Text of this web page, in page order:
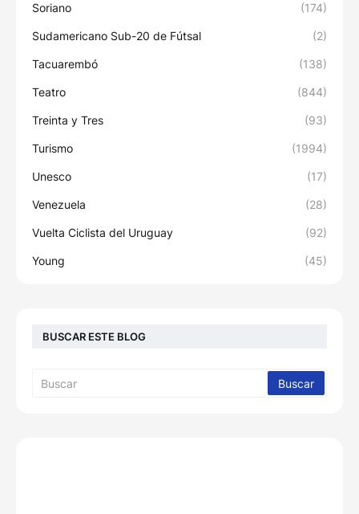
Soriano (174)
Sudamericano Sub-20 de Fútsal (2)
Tacuarembó (138)
Teatro (844)
Treinta y Tres (93)
Turismo (1994)
Unesco (17)
Venezuela (28)
Vuelta Ciclista del Uruguay (92)
Young (45)
BUSCAR ESTE BLOG